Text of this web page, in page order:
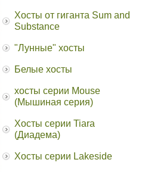
Хосты от гиганта Sum and
Substance
"Лунные" хосты
Белые хосты
хосты серии Mouse
(Мышиная серия)
Хосты серии Tiara
(Диадема)
Хосты серии Lakeside